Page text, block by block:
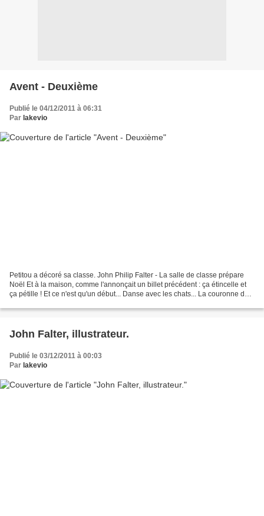
Avent - Deuxième
Publié le 04/12/2011 à 06:31
Par lakevio
Petitou a décoré sa classe. John Philip Falter - La salle de classe prépare
Noël Et à la maison, comme l'annonçait un billet précédent : ça étincelle et
ça pétille ! Et ce n'est qu'un début... Danse avec les chats... La couronne de
John Falter, illustrateur.
Publié le 03/12/2011 à 00:03
Par lakevio